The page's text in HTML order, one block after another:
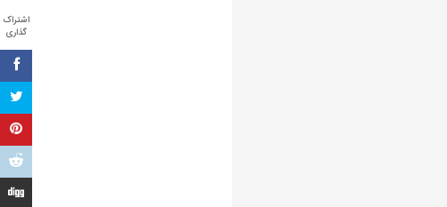
اشتراک
گذاری